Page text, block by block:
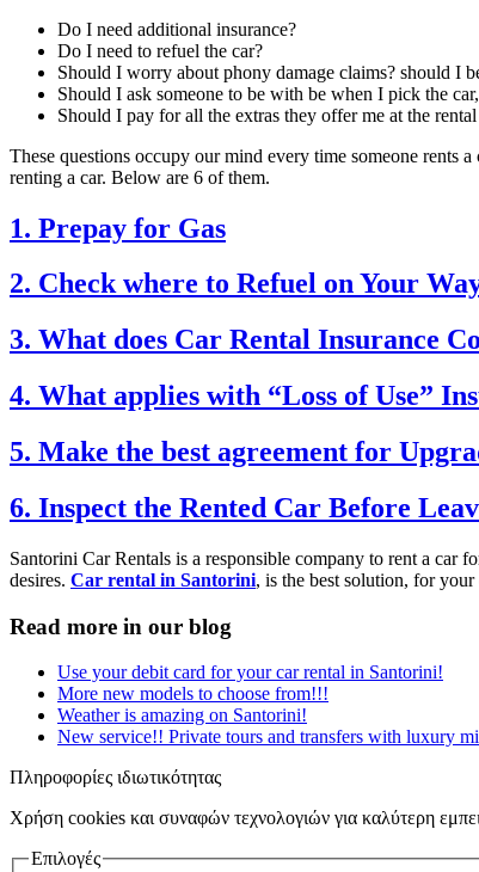
Do I need additional insurance?
Do I need to refuel the car?
Should I worry about phony damage claims? should I
Should I ask someone to be with be when I pick the
Should I pay for all the extras they offer me at the
These questions occupy our mind every time someone rents a
renting a car. Below are 6 of them.
1. Prepay for Gas
2. Check where to Refuel on Your
3. What does Car Rental Insurance
4. What applies with “Loss of Use”
5. Make the best agreement for
6. Inspect the Rented Car Before
Santorini Car Rentals is a responsible company to rent a
desires. Car rental in Santorini, is the best solution, for
Read more in our blog
Use your debit card for your car rental in Santorini!
More new models to choose from!!!
Weather is amazing on Santorini!
New service!! Private tours and transfers with luxury
Πληροφορίες ιδιωτικότητας
Χρήση cookies και συναφών τεχνολογιών για καλύτερη
Επιλογές